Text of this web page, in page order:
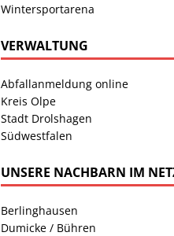
Wintersportarena
VERWALTUNG
Abfallanmeldung online
Kreis Olpe
Stadt Drolshagen
Südwestfalen
UNSERE NACHBARN IM
Berlinghausen
Dumicke / Bühren